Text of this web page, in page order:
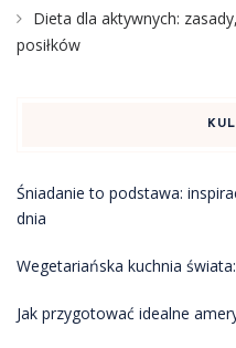
Dieta dla aktywnych:
posiłków
Śniadanie to podstawa:
dnia
Wegetariańska kuchnia
Jak przygotować idealne